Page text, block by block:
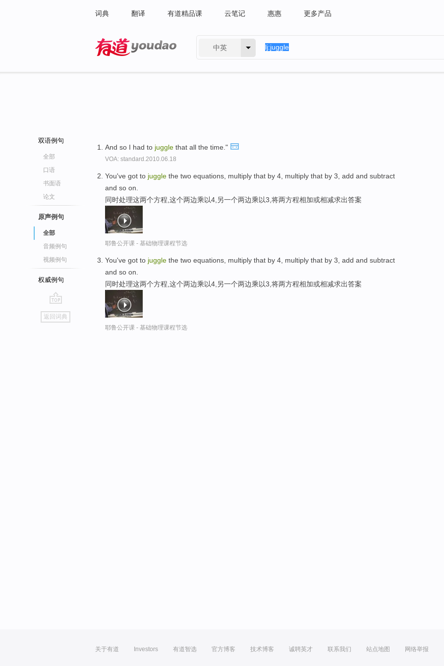
词典 翻译 有道精品课 云笔记 惠惠 更多产品
中英
双语例句
全部
口语
书面语
论文
原声例句
全部
音频例句
视频例句
权威例句
go
top
返回词典
And so I had to juggle that all the time."
VOA: standard.2010.06.18
You've got to juggle the two equations, multiply that by 4, multiply that by 3, add and subtract
and so on.
同时处理这两个方程,这个两边乘以4,另一个两边乘以3,将两方程相加或相减求出答案
耶鲁公开课 - 基础物理课程节选
You've got to juggle the two equations, multiply that by 4, multiply that by 3, add and subtract
and so on.
同时处理这两个方程,这个两边乘以4,另一个两边乘以3,将两方程相加或相减求出答案
耶鲁公开课 - 基础物理课程节选
关于有道 Investors 有道智选 官方博客 技术博客 诚聘英才 联系我们 站点地图 网络举报